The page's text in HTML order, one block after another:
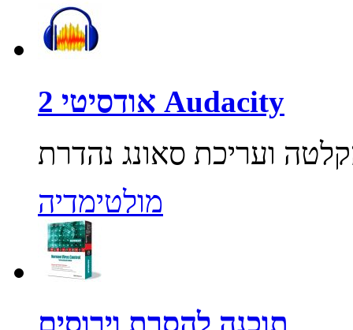
אודסיטי 2 Audacity
מולטימדיה